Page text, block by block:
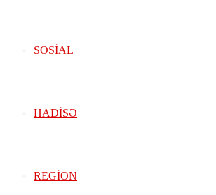
SOSIAL
HADISƏ
REGION